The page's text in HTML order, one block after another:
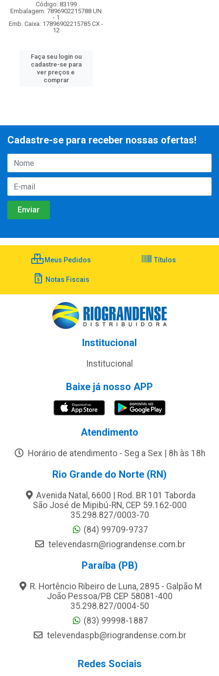
Código: 83199
Embalagem: 7896902215788 UN
- 1
Emb. Caixa: 17896902215785 CX -
12
Faça seu login ou
cadastre-se para
ver preços e
comprar
Cadastre-se para receber nossas ofertas!
Meus Pedidos Títulos
Notas Fiscais
Institucional
Institucional
Baixe já nosso APP
Atendimento
Horário de atendimento - Seg a Sex | 8h às 18h
Rio Grande do Norte (RN)
Avenida Natal, 6600 | Rod. BR 101 Taborda
São José de Mipibú-RN, CEP 59.162-000
35.298.827/0003-70
(84) 99709-9737
televendasrn@riograndense.com.br
Paraíba (PB)
R. Hortêncio Ribeiro de Luna, 2895 - Galpão M
João Pessoa/PB CEP 58081-400
35.298.827/0004-50
(83) 99998-1887
televendaspb@riograndense.com.br
Redes Sociais